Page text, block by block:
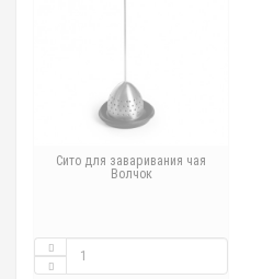
Сито для заваривания чая
Волчок